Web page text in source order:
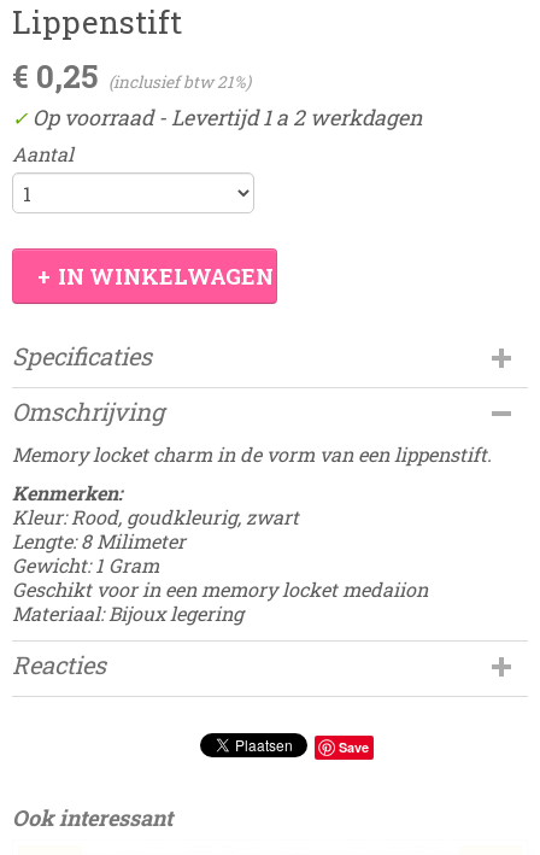
Lippenstift
€ 0,25 (inclusief btw 21%)
✓ Op voorraad- Levertijd 1 a 2 werkdagen
Aantal
IN WINKELWAGEN
Specificaties
Productcode
Damesdingetjes-423
Omschrijving
Memory locket charm in de vorm van een lippenstift.
Kenmerken:
Kleur: Rood, goudkleurig, zwart
Lengte: 8 Milimeter
Gewicht: 1 Gram
Geschikt voor in een memory locket medaiion
Materiaal: Bijoux legering
Reacties
Save
Ook interessant